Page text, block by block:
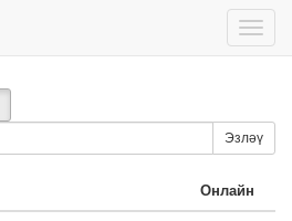
Toggle
Эзләү
Онлайн